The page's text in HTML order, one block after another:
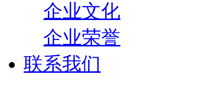
企业文化
企业荣誉
联系我们